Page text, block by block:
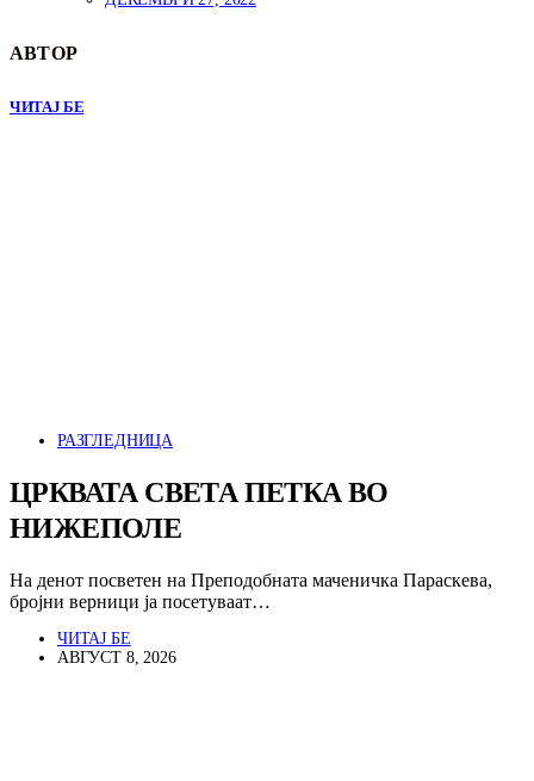
АВТОР
ЧИТАЈ БЕ
РАЗГЛЕДНИЦА
ЦРКВАТА СВЕТА ПЕТКА ВО
НИЖЕПОЛЕ
На денот посветен на Преподобната маченичка Параскева,
бројни верници ја посетуваат…
ЧИТАЈ БЕ
АВГУСТ 8, 2026